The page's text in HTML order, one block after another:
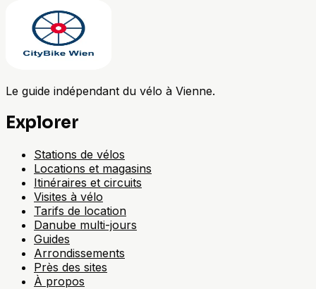
Le guide indépendant du vélo à Vienne.
Explorer
Stations de vélos
Locations et magasins
Itinéraires et circuits
Visites à vélo
Tarifs de location
Danube multi-jours
Guides
Arrondissements
Près des sites
À propos